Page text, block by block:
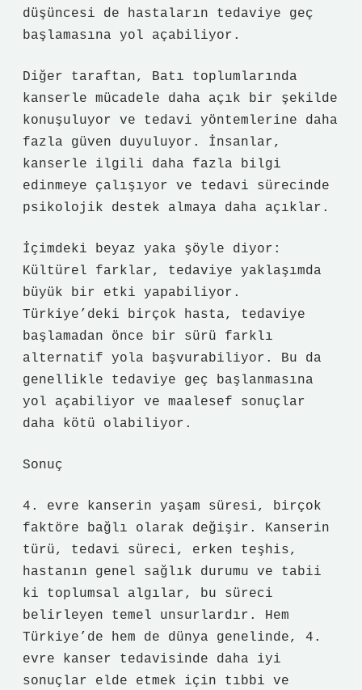
düşüncesi de hastaların tedaviye geç
başlamasına yol açabiliyor.
Diğer taraftan, Batı toplumlarında
kanserle mücadele daha açık bir şekilde
konuşuluyor ve tedavi yöntemlerine daha
fazla güven duyuluyor. İnsanlar,
kanserle ilgili daha fazla bilgi
edinmeye çalışıyor ve tedavi sürecinde
psikolojik destek almaya daha açıklar.
İçimdeki beyaz yaka şöyle diyor:
Kültürel farklar, tedaviye yaklaşımda
büyük bir etki yapabiliyor.
Türkiye’deki birçok hasta, tedaviye
başlamadan önce bir sürü farklı
alternatif yola başvurabiliyor. Bu da
genellikle tedaviye geç başlanmasına
yol açabiliyor ve maalesef sonuçlar
daha kötü olabiliyor.
Sonuç
4. evre kanserin yaşam süresi, birçok
faktöre bağlı olarak değişir. Kanserin
türü, tedavi süreci, erken teşhis,
hastanın genel sağlık durumu ve tabii
ki toplumsal algılar, bu süreci
belirleyen temel unsurlardır. Hem
Türkiye’de hem de dünya genelinde, 4.
evre kanser tedavisinde daha iyi
sonuçlar elde etmek için tıbbi ve